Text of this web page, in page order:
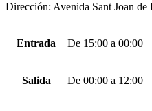
Dirección: Avenida Sant Joan
Entrada De 15:00 a 00:00
Salida De 00:00 a 12:00